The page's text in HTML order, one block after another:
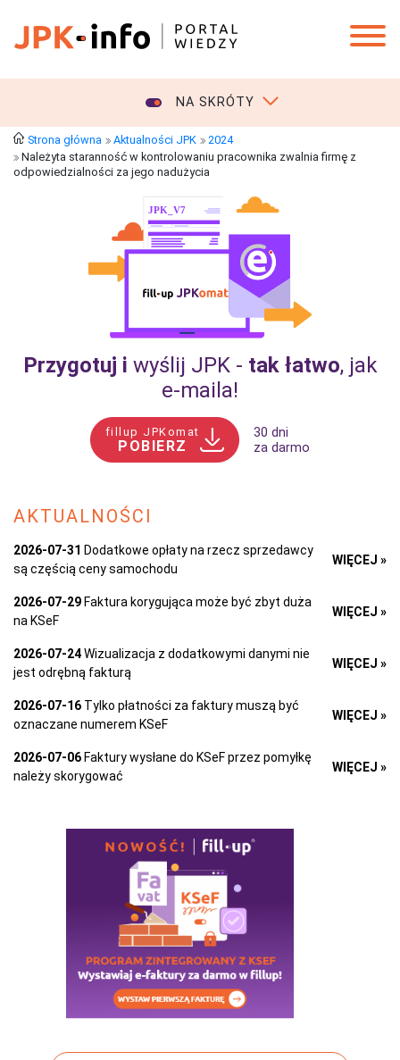
NA SKRÓTY
Strona główna Aktualności JPK
2024
Należyta staranność w kontrolowaniu pracownika zwalnia firmę z
odpowiedzialności za jego nadużycia
Przygotuj i wyślij JPK - tak łatwo, jak
e‑maila!
fillup JPKomat
POBIERZ
30 dni
za darmo
AKTUALNOŚCI
2026-07-31 Dodatkowe opłaty na rzecz sprzedawcy
są częścią ceny samochodu
WIĘCEJ »
2026-07-29 Faktura korygująca może być zbyt duża
na KSeF
WIĘCEJ »
2026-07-24Wizualizacja z dodatkowymi danymi nie
jest odrębną fakturą
WIĘCEJ »
2026-07-16 Tylko płatności za faktury muszą być
oznaczane numerem KSeF
WIĘCEJ »
2026-07-06 Faktury wysłane do KSeF przez pomyłkę
należy skorygować
WIĘCEJ »